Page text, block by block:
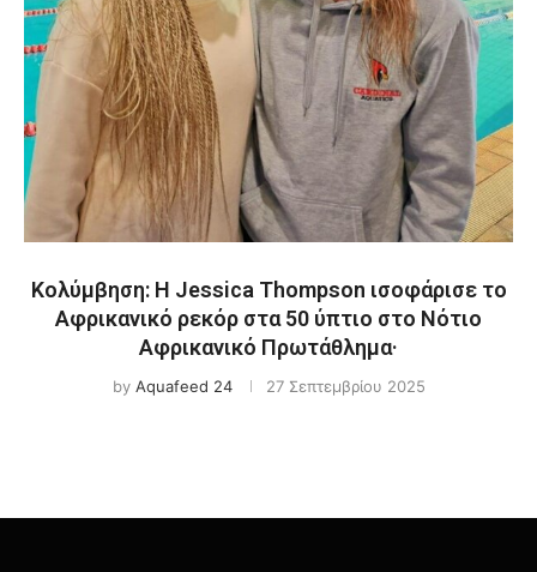
Κολύμβηση: Η Jessica Thompson ισοφάρισε το
Aφρικανικό ρεκόρ στα 50 ύπτιο στο Νότιο
Αφρικανικό Πρωτάθλημα·
by Aquafeed 24 27 Σεπτεμβρίου 2025